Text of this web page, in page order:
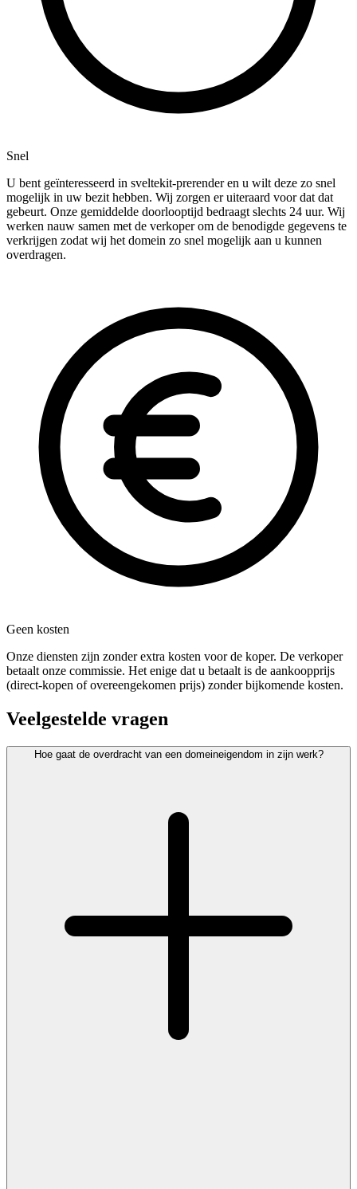
Snel
U bent geïnteresseerd in sveltekit-prerender en u wilt deze zo snel
mogelijk in uw bezit hebben. Wij zorgen er uiteraard voor dat dat
gebeurt. Onze gemiddelde doorlooptijd bedraagt slechts 24 uur. Wij
werken nauw samen met de verkoper om de benodigde gegevens te
verkrijgen zodat wij het domein zo snel mogelijk aan u kunnen
overdragen.
Geen kosten
Onze diensten zijn zonder extra kosten voor de koper. De verkoper
betaalt onze commissie. Het enige dat u betaalt is de aankoopprijs
(direct-kopen of overeengekomen prijs) zonder bijkomende kosten.
Veelgestelde vragen
Hoe gaat de overdracht van een domeineigendom in zijn werk?